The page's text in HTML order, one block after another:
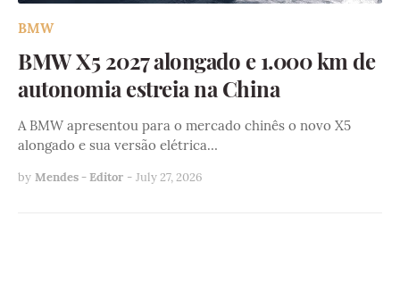
BMW
BMW X5 2027 alongado e 1.000 km de
autonomia estreia na China
A BMW apresentou para o mercado chinês o novo X5
alongado e sua versão elétrica…
by Mendes - Editor - July 27, 2026